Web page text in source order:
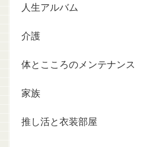
人生アルバム
介護
体とこころのメンテナンス
家族
推し活と衣装部屋